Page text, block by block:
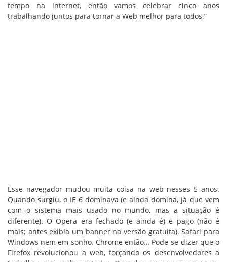
tempo na internet, então vamos celebrar cinco anos
trabalhando juntos para tornar a Web melhor para todos.”
Esse navegador mudou muita coisa na web nesses 5 anos.
Quando surgiu, o IE 6 dominava (e ainda domina, já que vem
com o sistema mais usado no mundo, mas a situação é
diferente). O Opera era fechado (e ainda é) e pago (não é
mais; antes exibia um banner na versão gratuita). Safari para
Windows nem em sonho. Chrome então… Pode-se dizer que o
Firefox revolucionou a web, forçando os desenvolvedores a